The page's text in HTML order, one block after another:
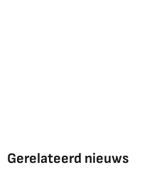
Gerelateerd nieuws